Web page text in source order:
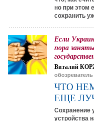
но при этом
сохранить
Если
пора
Виталий
ЧТО
ЕЩЕ
Сохранение
устройства